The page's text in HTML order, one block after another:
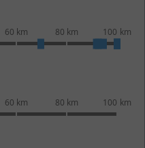
60 km 80 km 100 km
60 km 80 km 100 km